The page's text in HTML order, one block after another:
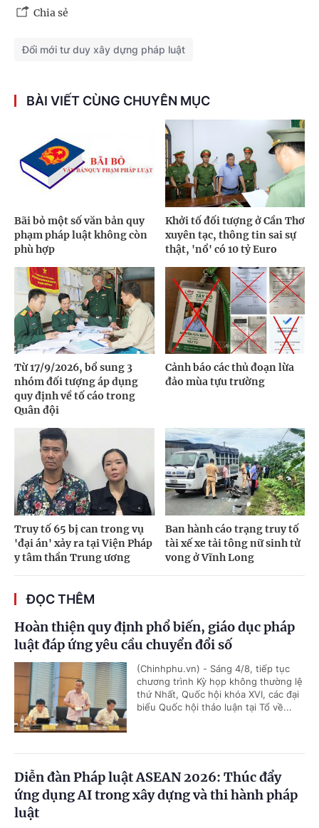
Chia sẻ
Đổi mới tư duy xây dựng pháp luật
BÀI VIẾT CÙNG CHUYÊN MỤC
Bãi bỏ một số văn bản quy
phạm pháp luật không còn
phù hợp
Khởi tố đối tượng ở Cần Thơ
xuyên tạc, thông tin sai sự
thật, 'nổ' có 10 tỷ Euro
Từ 17/9/2026, bổ sung 3
nhóm đối tượng áp dụng
quy định về tố cáo trong
Quân đội
Cảnh báo các thủ đoạn lừa
đảo mùa tựu trường
Truy tố 65 bị can trong vụ
'đại án' xảy ra tại Viện Pháp
y tâm thần Trung ương
Ban hành cáo trạng truy tố
tài xế xe tải tông nữ sinh tử
vong ở Vĩnh Long
ĐỌC THÊM
Hoàn thiện quy định phổ biến, giáo dục pháp
luật đáp ứng yêu cầu chuyển đổi số
(Chinhphu.vn) - Sáng 4/8, tiếp tục
chương trình Kỳ họp không thường lệ
thứ Nhất, Quốc hội khóa XVI, các đại
biểu Quốc hội thảo luận tại Tổ về...
Diễn đàn Pháp luật ASEAN 2026: Thúc đẩy
ứng dụng AI trong xây dựng và thi hành pháp
luật